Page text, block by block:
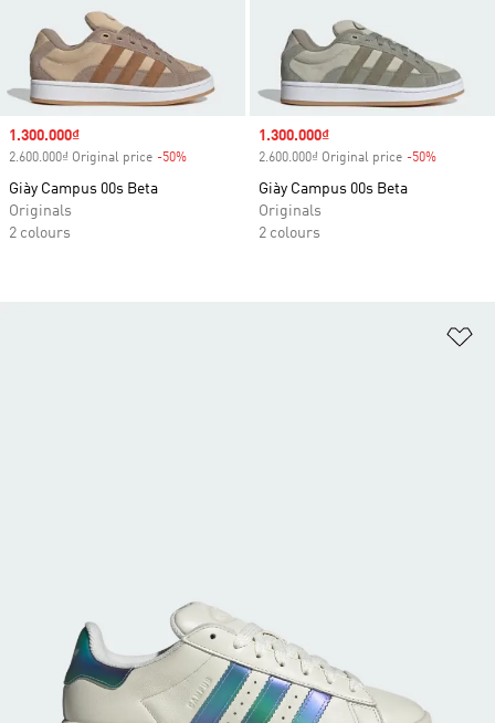
Sale price
1.300.000₫
2.600.000₫ Original price -50%
Giày Campus 00s Beta
Originals
2 colours
Sale price
1.300.000₫
2.600.000₫ Original price -50%
Giày Campus 00s Beta
Originals
2 colours